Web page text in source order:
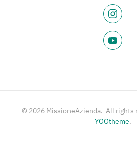
© 2026MissioneAzienda. All rights
YOOtheme.